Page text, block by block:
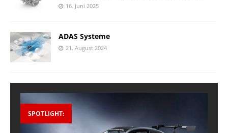
16. Juni 2025
ADAS Systeme
21. August 2024
SPOTLIGHT: